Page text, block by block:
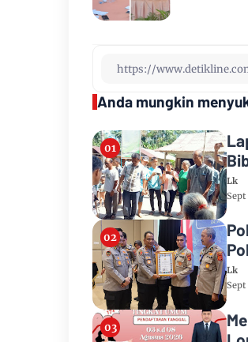
Anda mungkin
Lk
Lk